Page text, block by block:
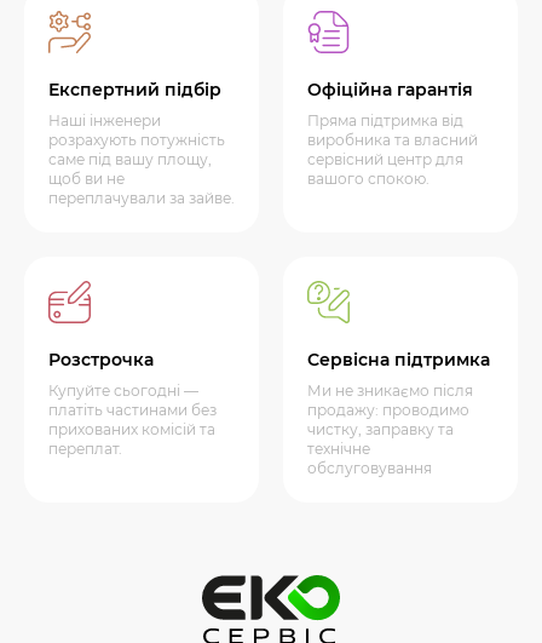
Експертний підбір
Наші інженери
розрахують потужність
саме під вашу площу,
щоб ви не
переплачували за зайве.
Офіційна гарантія
Пряма підтримка від
виробника та власний
сервісний центр для
вашого спокою.
Розстрочка
Купуйте сьогодні —
платіть частинами без
прихованих комісій та
переплат.
Сервісна підтримка
Ми не зникаємо після
продажу: проводимо
чистку, заправку та
технічне
обслуговування